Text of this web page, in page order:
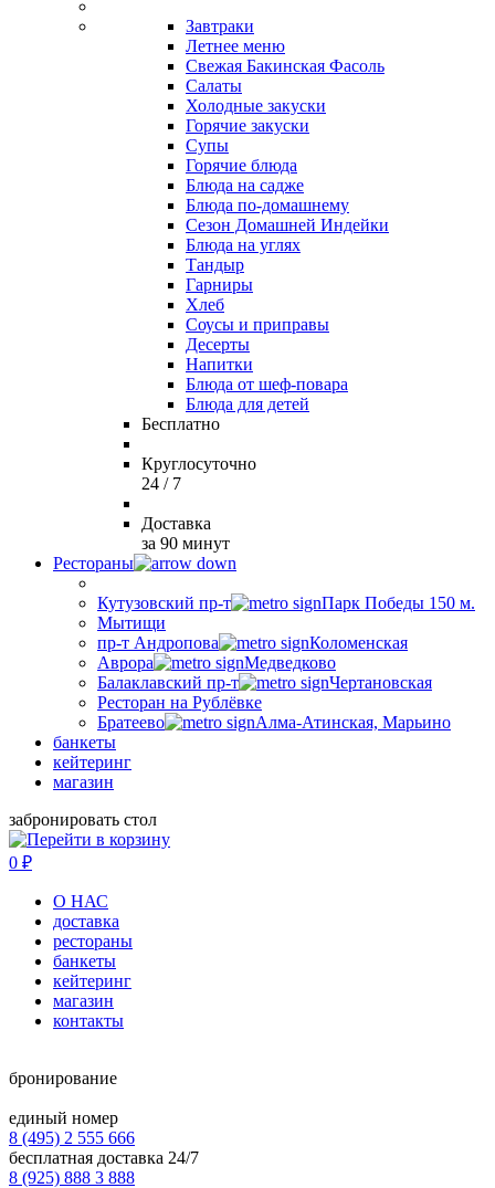
Завтраки
Летнее меню
Свежая Бакинская Фасоль
Салаты
Холодные закуски
Горячие закуски
Супы
Горячие блюда
Блюда на садже
Блюда по-домашнему
Сезон Домашней Индейки
Блюда на углях
Тандыр
Гарниры
Хлеб
Соусы и приправы
Десерты
Напитки
Блюда от шеф-повара
Блюда для детей
Бесплатно
Круглосуточно
24 / 7
Доставка
за 90 минут
Рестораны
Кутузовский пр-т
Парк Победы 150 м.
Мытищи
пр-т Андропова
Коломенская
Аврора
Медведково
Балаклавский пр-т
Чертановская
Ресторан на Рублёвке
Братеево
Алма-Атинская, Марьино
банкеты
кейтеринг
магазин
забронировать стол
0 ₽
О НАС
доставка
рестораны
банкеты
кейтеринг
магазин
контакты
бронирование
единый номер
8 (495) 2 555 666
бесплатная доставка 24/7
8 (925) 888 3 888